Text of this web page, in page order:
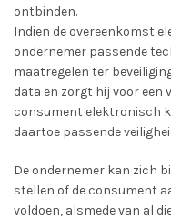
ontbinden.
Indien de overeenkomst
ondernemer passende
maatregelen ter
data en zorgt hij voor een
consument elektronisch
daartoe passende
De ondernemer kan zich
stellen of de consument
voldoen, alsmede van al